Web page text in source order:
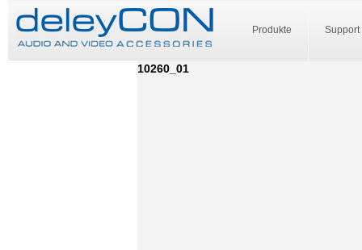
Produkte Support
10260_01